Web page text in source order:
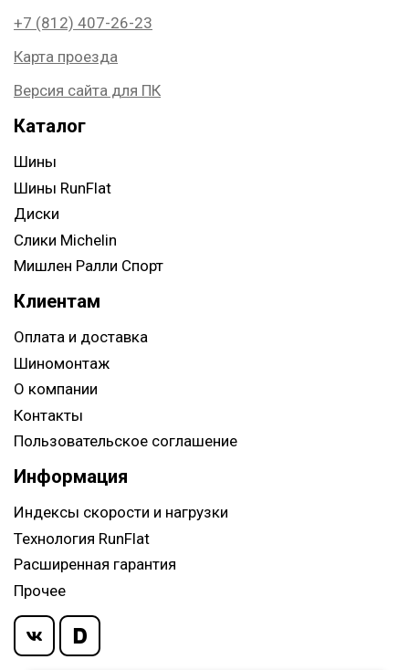
+7 (812) 407-26-23
Карта проезда
Версия сайта для ПК
Каталог
Шины
Шины RunFlat
Диски
Слики Michelin
Мишлен Ралли Спорт
Клиентам
Оплата и доставка
Шиномонтаж
О компании
Контакты
Пользовательское соглашение
Информация
Индексы скорости и нагрузки
Технология RunFlat
Расширенная гарантия
Прочее